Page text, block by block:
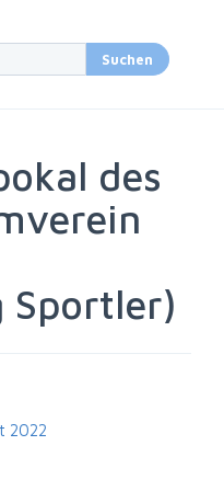
des
Sportler)
2022